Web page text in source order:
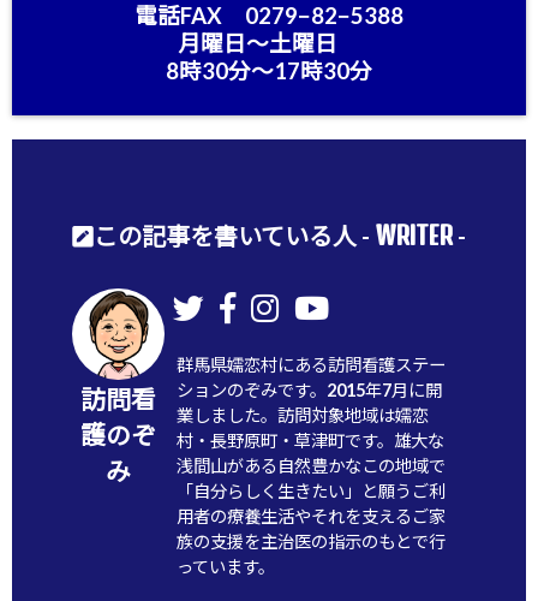
電話FAX 0279−82−5388
月曜日〜土曜日
8時30分〜17時30分
この記事を書いている人 - WRITER-
訪問看
護のぞ
み
群馬県嬬恋村にある訪問看護ステー
ションのぞみです。2015年7月に開
業しました。訪問対象地域は嬬恋
村・長野原町・草津町です。雄大な
浅間山がある自然豊かなこの地域で
「自分らしく生きたい」と願うご利
用者の療養生活やそれを支えるご家
族の支援を主治医の指示のもとで行
っています。